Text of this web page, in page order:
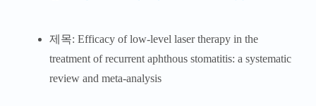
제목: Efficacy of low-level laser therapy in the
treatment of recurrent aphthous stomatitis: a systematic
review and meta-analysis